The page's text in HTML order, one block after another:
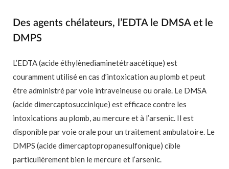
Des agents chélateurs, l’EDTA le DMSA et le
DMPS
L’EDTA (acide éthylènediaminetétraacétique) est
couramment utilisé en cas d’intoxication au plomb et peut
être administré par voie intraveineuse ou orale. Le DMSA
(acide dimercaptosuccinique) est efficace contre les
intoxications au plomb, au mercure et à l’arsenic. Il est
disponible par voie orale pour un traitement ambulatoire. Le
DMPS (acide dimercaptopropanesulfonique) cible
particulièrement bien le mercure et l’arsenic.